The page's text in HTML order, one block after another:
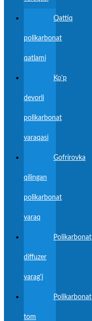
Qattiq
polikarbonat
qatlami
Ko'p
devorli
polikarbonat
varaqasi
Gofrirovka
qilingan
polikarbonat
varaq
Polikarbonat
diffuzer
varag'i
Polikarbonat
tom